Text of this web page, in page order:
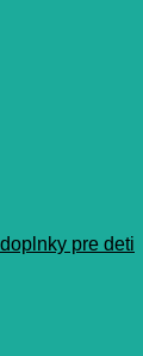
pre deti